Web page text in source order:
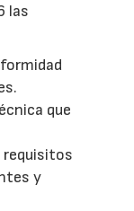
las
que
requisitos
y